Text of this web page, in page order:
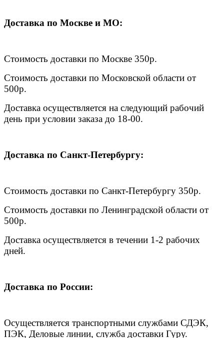
Доставка по Москве и МО:
Стоимость доставки по Москве 350р.
Стоимость доставки по Московской области от
500р.
Доставка осуществляется на следующий рабочий
день при условии заказа до 18-00.
Доставка по Санкт-Петербургу:
Стоимость доставки по Санкт-Петербургу 350р.
Стоимость доставки по Ленинградской области от
500р.
Доставка осуществляется в течении 1-2 рабочих
дней.
Доставка по России:
Осуществляется транспортными службами СДЭК,
ПЭК, Деловые линии, служба доставки Гуру.